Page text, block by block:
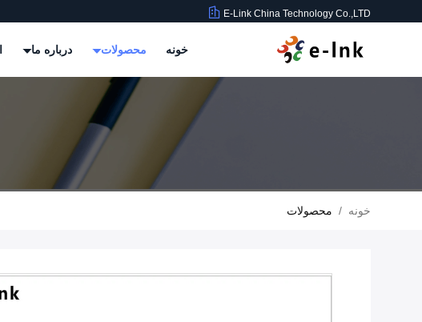
E-Link China Technology Co.,LTD
خونه محصولات درباره ما
خونه / محصولات